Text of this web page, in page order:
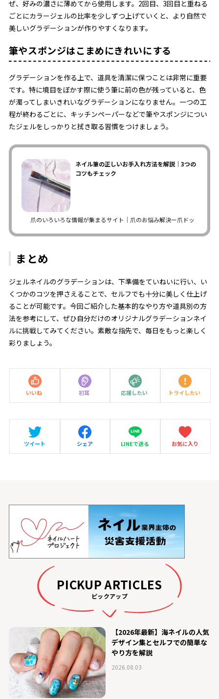
ぜ、好みの濃さに薄めてから使用します。2回目、3回目と重ねる
ごとにカラージェルの比率を少しずつ上げていくと、より自然で
美しいグラデーションが作りやすくなります。
筆やスポンジはこまめにきれいにする
グラデーションを作る上で、道具を清潔に保つことは非常に重要
です。特に境目をぼかす際に使う筆に前の色が残っていると、色
が濁ってしまいきれいなグラデーションになりません。一つの工
程が終わるごとに、キッチンペーパーなどで筆やスポンジについ
たジェルをしっかりと拭き取る習慣をつけましょう。
ネイル筆の正しいお手入れ方法を解説｜3つの
コツもチェック
爪のいろいろな情報が集まるサイト｜爪のお悩み解決ー爪ドットコム
まとめ
ジェルネイルのグラデーションは、下準備をていねいに行い、い
くつかのコツを押さえることで、セルフでも十分に美しく仕上げ
ることが可能です。今回ご紹介した基本的なやり方や道具別の方
法を参考にして、ぜひ自分だけのオリジナルグラデーションネイ
ルに挑戦してみてください。素敵な指先で、毎日をもっと楽しく
彩りましょう。
いいね 初耳 応援したい トライしたい
ツイート シェア LINEで送る お気に入り
PICKUP ARTICLES
ピックアップ
【2026年最新】海ネイルの人気
デザイン集とセルフでの簡単な
やり方を解説
2026.08.03